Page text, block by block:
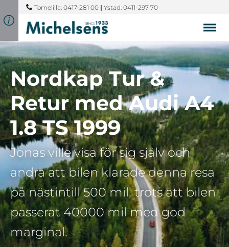
Tomelilla: 0417-281 00 | Ystad: 0411-297 70
Nordkap Tur &
Retur med Audi A4
1.8 TS 1999
Jonas ville visa för sig själv och
andra att bilen klarade denna resa
på nästintill 500 mil, trots att bilen
passerat 40000 mil med god
marginal.